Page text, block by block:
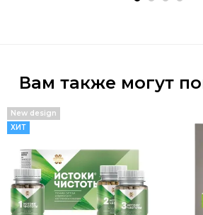
Вам также могут
New design
ХИТ